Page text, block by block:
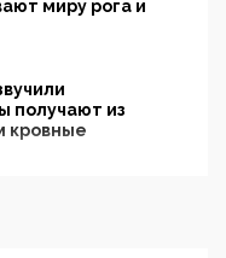
миру рога и
получают из
кровные